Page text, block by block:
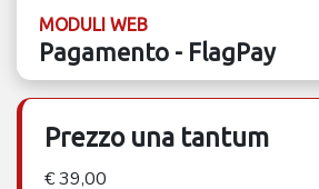
MODULI WEB
Pagamento - FlagPay
Prezzo una tantum
€ 39,00